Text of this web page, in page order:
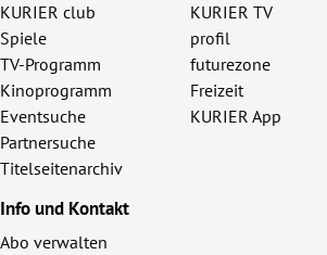
KURIER club
Spiele
TV-Programm
Kinoprogramm
Eventsuche
Partnersuche
Titelseitenarchiv
KURIER TV
profil
futurezone
Freizeit
KURIER App
Info und Kontakt
Abo verwalten